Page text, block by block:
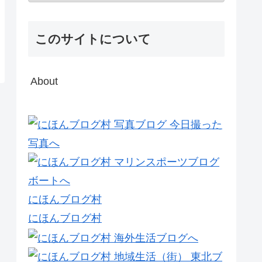
このサイトについて
About
にほんブログ村
にほんブログ村